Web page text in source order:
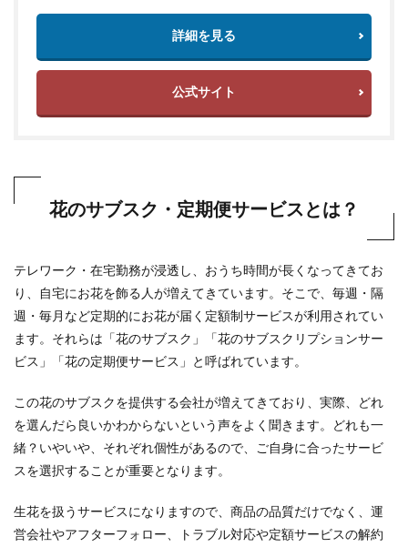
詳細を見る
公式サイト
花のサブスク・定期便サービスとは？
テレワーク・在宅勤務が浸透し、おうち時間が長くなってきてお
り、自宅にお花を飾る人が増えてきています。そこで、毎週・隔
週・毎月など定期的にお花が届く定額制サービスが利用されてい
ます。それらは「花のサブスク」「花のサブスクリプションサー
ビス」「花の定期便サービス」と呼ばれています。
この花のサブスクを提供する会社が増えてきており、実際、どれ
を選んだら良いかわからないという声をよく聞きます。どれも一
緒？いやいや、それぞれ個性があるので、ご自身に合ったサービ
スを選択することが重要となります。
生花を扱うサービスになりますので、商品の品質だけでなく、運
営会社やアフターフォロー、トラブル対応や定額サービスの解約